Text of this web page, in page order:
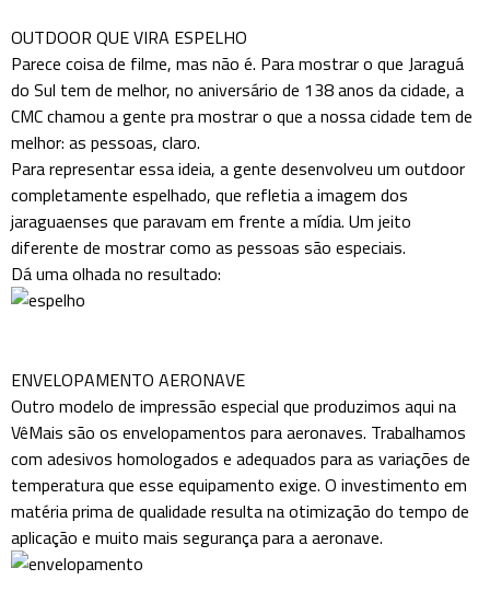
OUTDOOR QUE VIRA ESPELHO
Parece coisa de filme, mas não é. Para mostrar o que Jaraguá
do Sul tem de melhor, no aniversário de 138 anos da cidade, a
CMC chamou a gente pra mostrar o que a nossa cidade tem de
melhor: as pessoas, claro.
Para representar essa ideia, a gente desenvolveu um outdoor
completamente espelhado, que refletia a imagem dos
jaraguaenses que paravam em frente a mídia. Um jeito
diferente de mostrar como as pessoas são especiais.
Dá uma olhada no resultado:
ENVELOPAMENTO AERONAVE
Outro modelo de impressão especial que produzimos aqui na
VêMais são os envelopamentos para aeronaves. Trabalhamos
com adesivos homologados e adequados para as variações de
temperatura que esse equipamento exige. O investimento em
matéria prima de qualidade resulta na otimização do tempo de
aplicação e muito mais segurança para a aeronave.